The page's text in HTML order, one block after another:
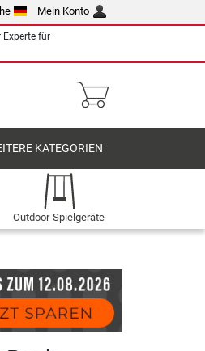
Mein Konto
Experte für
KATEGORIEN
Outdoor-Spielgeräte